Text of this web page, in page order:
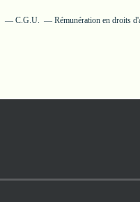
C.G.U. Rémunération en droits